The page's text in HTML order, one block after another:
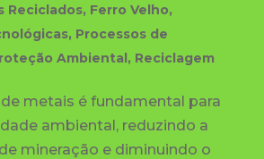
Reciclados, Ferro Velho,
, Processos de
Ambiental, Reciclagem
metais é fundamental para
ambiental, reduzindo a
mineração e diminuindo o